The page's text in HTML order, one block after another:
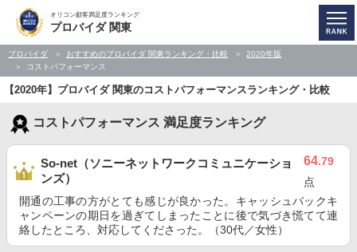
オリコン顧客満足度ランキング
プロバイダ 関東
プロバイダ おすすめのプロバイダ 関東ランキング・比較
2020年版
コストパフォーマンス
【2020年】プロバイダ 関東のコストパフォーマンスランキング・比較
コストパフォーマンス 満足度ランキング
So-net（ソニーネットワークコミュニケーショ
ンズ）
64.79
点
開通の工事の方がとても感じが良かった。キャッシュバックキ
ャンペーンの期日を過ぎてしまったことに後で気づき慌てて連
絡したところ、対応してくださった。（30代／女性）